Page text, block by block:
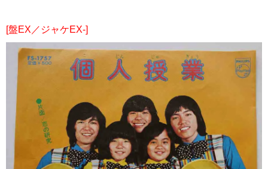
[盤EX／ジャケEX-]